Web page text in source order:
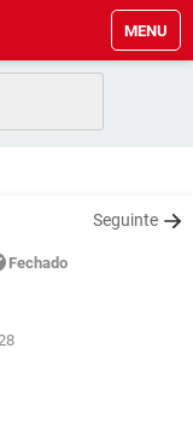
MENU
Seguinte
Fechado